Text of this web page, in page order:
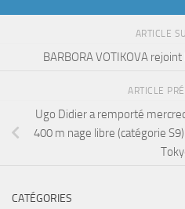
ARTICLE
BARBORA VOTIKOVA
ARTICLE
Ugo Didier a remporté
400 m nage libre (catégorie
CATÉGORIES